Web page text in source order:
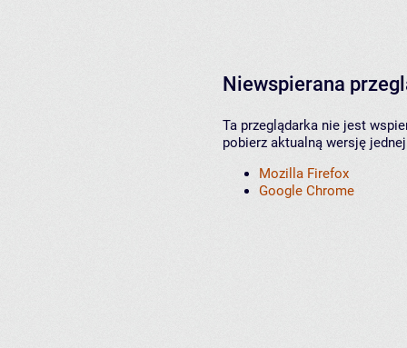
Niewspierana
Ta przeglądarka nie jest
pobierz aktualną wersję
Mozilla Firefox
Google Chrome